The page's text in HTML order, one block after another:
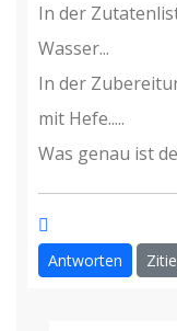
In der
Wasser...
In der
mit Hefe.....
Was genau ist
Antworten